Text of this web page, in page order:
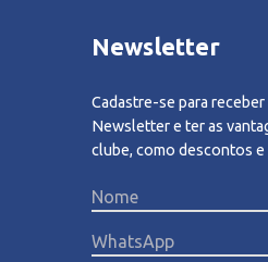
Newsletter
Cadastre-se para receber
Newsletter e ter as
clube, como descontos